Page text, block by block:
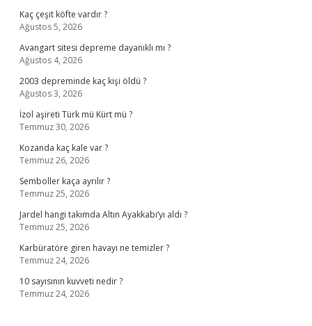
Kaç çeşit köfte vardır ?
Ağustos 5, 2026
Avangart sitesi depreme dayanıklı mı ?
Ağustos 4, 2026
2003 depreminde kaç kişi öldü ?
Ağustos 3, 2026
İzol aşireti Türk mü Kürt mü ?
Temmuz 30, 2026
Kozanda kaç kale var ?
Temmuz 26, 2026
Semboller kaça ayrılır ?
Temmuz 25, 2026
Jardel hangi takımda Altın Ayakkabı’yı aldı ?
Temmuz 25, 2026
Karbüratöre giren havayı ne temizler ?
Temmuz 24, 2026
10 sayısının kuvveti nedir ?
Temmuz 24, 2026